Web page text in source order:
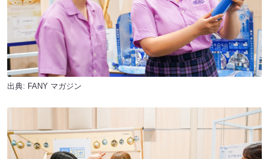
出典: FANY マガジン